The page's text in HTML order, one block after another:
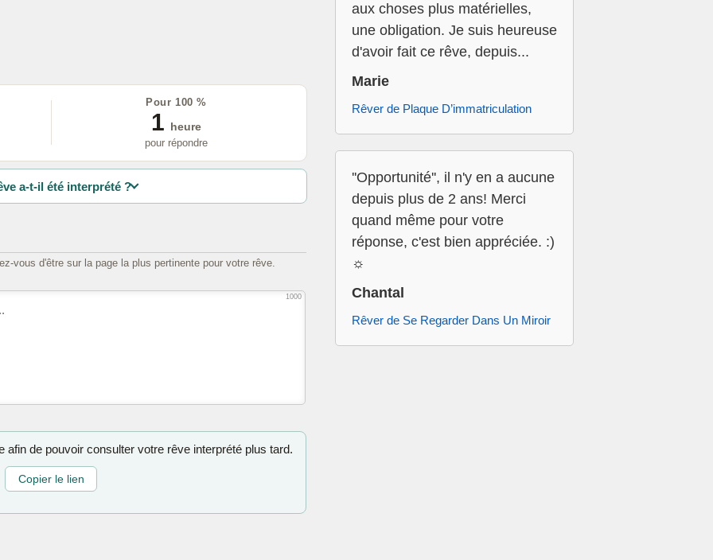
Pour 100 %
1
heure
pour répondre
a-t-il été interprété ?
vous d'être sur la page la plus pertinente pour votre rêve.
1000
afin de pouvoir consulter votre rêve interprété plus tard.
Copier le lien
aux choses plus matérielles,
une obligation. Je suis heureuse
d'avoir fait ce rêve, depuis...
Marie
Rêver de Plaque D’immatriculation
''Opportunité'', il n'y en a aucune
depuis plus de 2 ans! Merci
quand même pour votre
réponse, c'est bien appréciée. :)
☼
Chantal
Rêver de Se Regarder Dans Un Miroir